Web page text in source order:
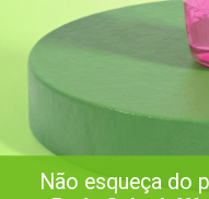
Não esqueça do